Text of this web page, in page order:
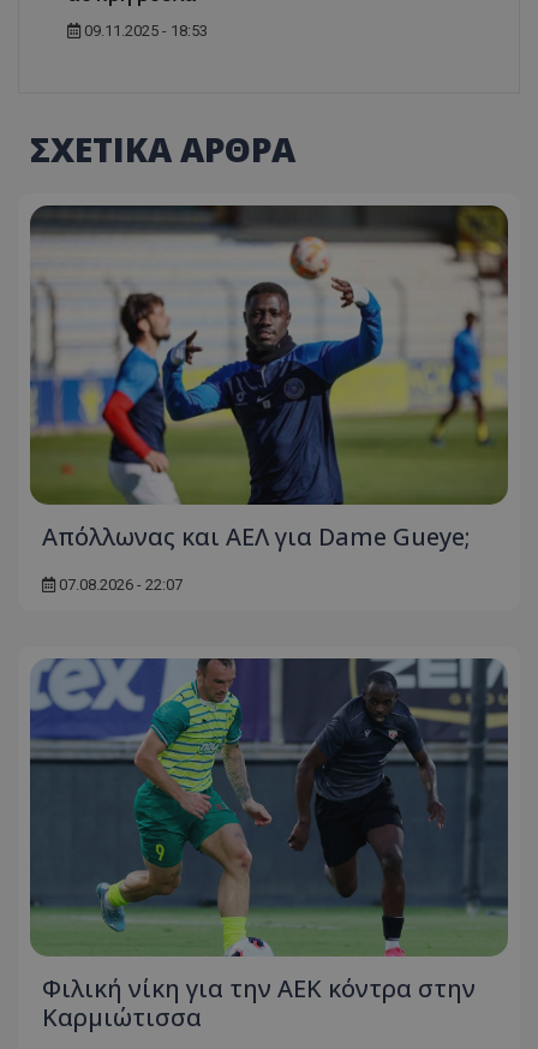
09.11.2025 - 18:53
ΣΧΕΤΙΚΑ ΑΡΘΡΑ
Απόλλωνας και ΑΕΛ για Dame Gueye;
07.08.2026 - 22:07
Φιλική νίκη για την ΑΕΚ κόντρα στην
Καρμιώτισσα